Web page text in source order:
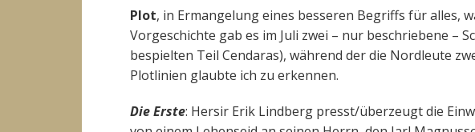
Plot, in Ermangelung eines besseren Begriffs für alles,
Vorgeschichte gab es im Juli zwei – nur beschriebene –
bespielten Teil Cendaras), während der die Nordleute
Plotlinien glaubte ich zu erkennen.
Die Erste: Hersir Erik Lindberg presst/überzeugt die